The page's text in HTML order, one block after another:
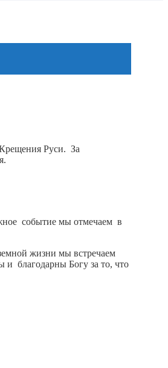
Руси. За
событие мы отмечаем в
жизни мы встречаем
и благодарны Богу за то, что